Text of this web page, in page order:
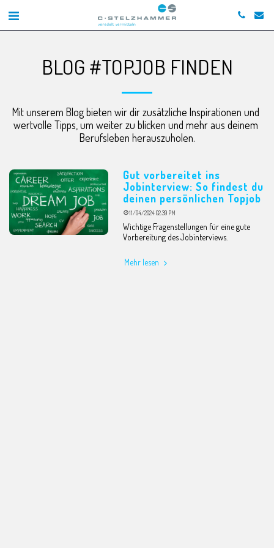
BLOG #TOPJOB FINDEN
Mit unserem Blog bieten wir dir zusätzliche Inspirationen und
wertvolle Tipps, um weiter zu blicken und mehr aus deinem
Berufsleben herauszuholen.
Gut vorbereitet ins
Jobinterview: So findest du
deinen persönlichen Topjob
11/04/2024 02:39 PM
Wichtige Fragenstellungen für eine gute
Vorbereitung des Jobinterviews.
Mehr lesen